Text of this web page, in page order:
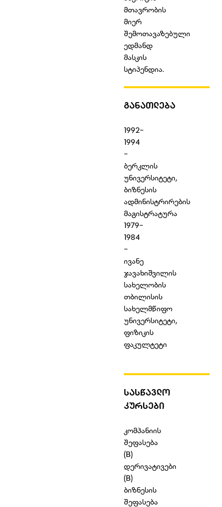
მთავრობის
მიერ
შემოთავაზებული
ედმანდ
მასკის
სტიპენდია.
ᲒᲐᲜᲐᲗᲚᲔᲑᲐ
1992-
1994
-
ბერკლის
უნივერსიტეტი,
ბიზნესის
ადმინისტრირების
მაგისტრატურა
1979-
1984
-
ივანე
ჯავახიშვილის
სახელობის
თბილისის
სახელმწიფო
უნივერსიტეტი,
ფიზიკის
ფაკულტეტი
ᲡᲐᲡᲬᲐᲕᲚᲝ
ᲙᲣᲠᲡᲔᲑᲘ
კომპანიის
შეფასება
(B)
დერივატივები
(B)
ბიზნესის
შეფასება